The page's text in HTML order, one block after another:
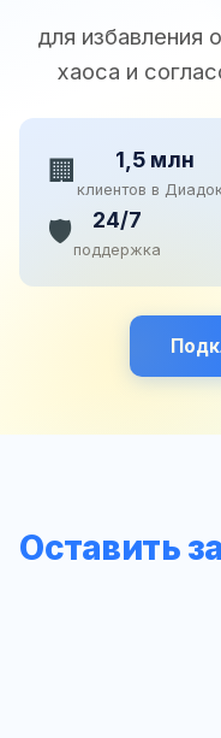
для избавления
хаоса и
🏢 1,5 млн
клиентов в
🛡️ 24/7
поддержка
Оставить